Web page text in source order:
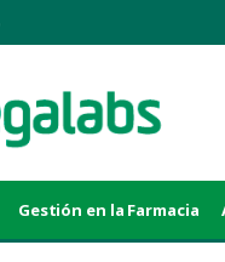
Gestión en la Farmacia